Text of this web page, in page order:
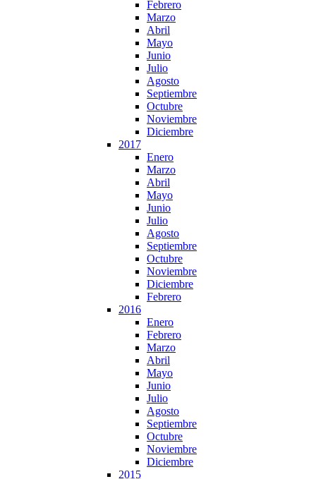
Febrero
Marzo
Abril
Mayo
Junio
Julio
Agosto
Septiembre
Octubre
Noviembre
Diciembre
2017
Enero
Marzo
Abril
Mayo
Junio
Julio
Agosto
Septiembre
Octubre
Noviembre
Diciembre
Febrero
2016
Enero
Febrero
Marzo
Abril
Mayo
Junio
Julio
Agosto
Septiembre
Octubre
Noviembre
Diciembre
2015